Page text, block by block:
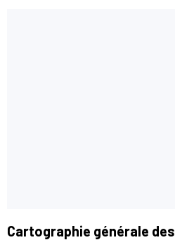
Cartographie générale